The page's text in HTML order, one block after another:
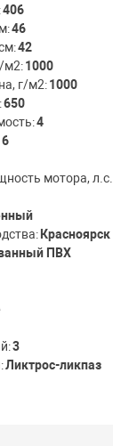
406
46
42
м2 1000
г/м2 1000
650
4
6
мотора, л.с.
Красноярск
ПВХ
3
Ликтрос-ликпаз